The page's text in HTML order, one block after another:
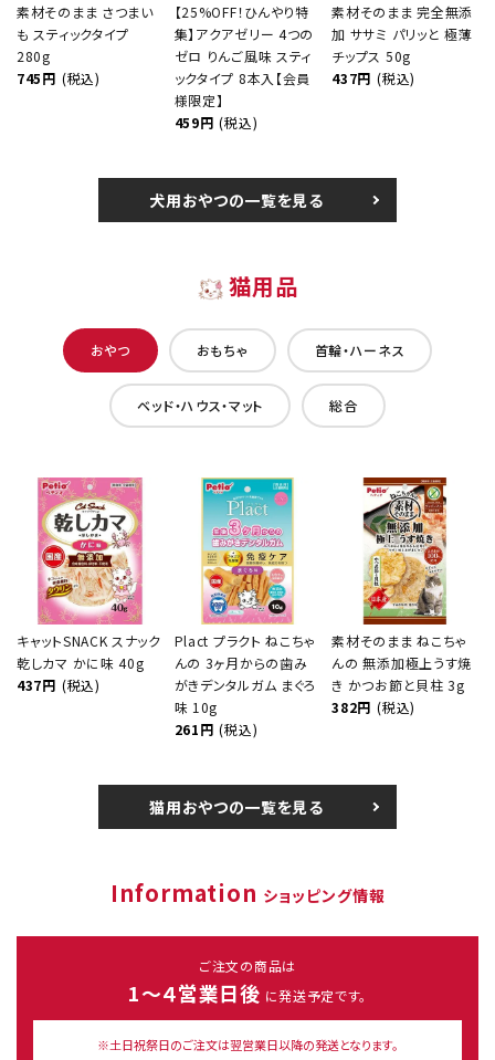
素材そのまま さつまい
も スティックタイプ
280g
745円 (税込)
【25%OFF！ひんやり特
集】アクアゼリー 4つの
ゼロ りんご風味 スティ
ックタイプ 8本入【会員
様限定】
459円 (税込)
素材そのまま 完全無添
加 ササミ パリッと 極薄
チップス 50g
437円 (税込)
犬用おやつの一覧を見る
猫用品
おやつ おもちゃ 首輪・ハーネス
ベッド・ハウス・マット 総合
キャットSNACK スナック
乾しカマ かに味 40g
437円 (税込)
Plact プラクト ねこちゃ
んの 3ヶ月からの歯み
がきデンタルガム まぐろ
味 10g
261円 (税込)
素材そのまま ねこちゃ
んの 無添加極上うす焼
き かつお節と貝柱 3g
382円 (税込)
猫用おやつの一覧を見る
Information ショッピング情報
ご注文の商品は
1～４営業日後 に発送予定です。
※土日祝祭日のご注文は翌営業日以降の発送となります。